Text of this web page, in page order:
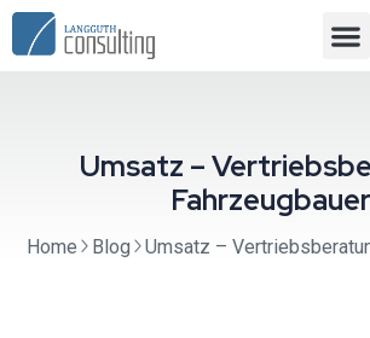
Umsatz –
Fahrzeugbauer
Home Blog Umsatz –